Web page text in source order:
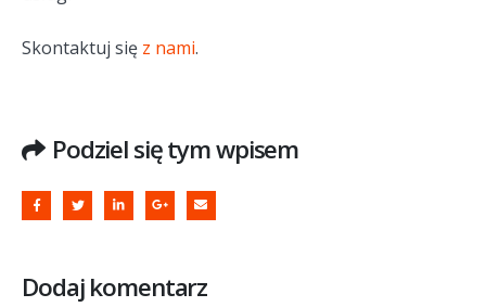
Skontaktuj się z nami.
Podziel się tym wpisem
Dodaj komentarz